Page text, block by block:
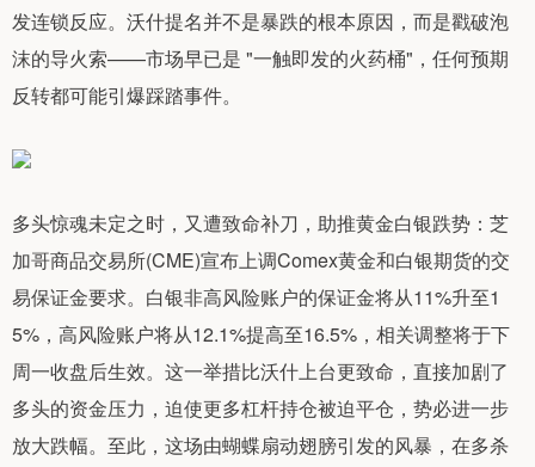
发连锁反应。沃什提名并不是暴跌的根本原因，而是戳破泡
沫的导火索——市场早已是 "一触即发的火药桶"，任何预期
反转都可能引爆踩踏事件。
多头惊魂未定之时，又遭致命补刀，助推黄金白银跌势：芝
加哥商品交易所(CME)宣布上调Comex黄金和白银期货的交
易保证金要求。白银非高风险账户的保证金将从11%升至1
5%，高风险账户将从12.1%提高至16.5%，相关调整将于下
周一收盘后生效。这一举措比沃什上台更致命，直接加剧了
多头的资金压力，迫使更多杠杆持仓被迫平仓，势必进一步
放大跌幅。至此，这场由蝴蝶扇动翅膀引发的风暴，在多杀